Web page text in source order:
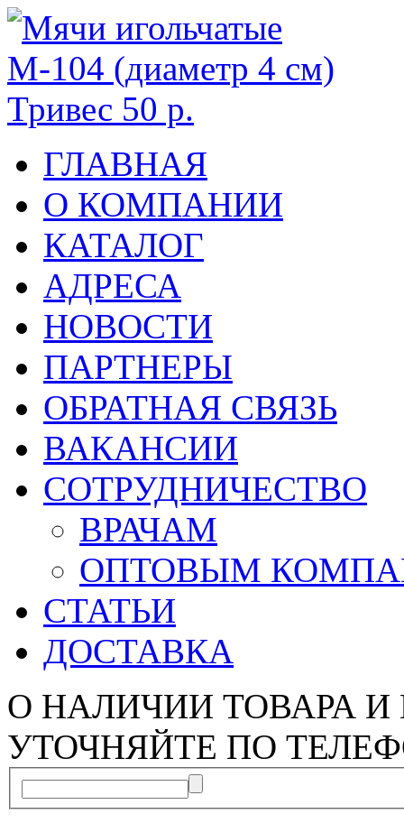
ГЛАВНАЯ
О КОМПАНИИ
КАТАЛОГ
АДРЕСА
НОВОСТИ
ПАРТНЕРЫ
ОБРАТНАЯ СВЯЗЬ
ВАКАНСИИ
СОТРУДНИЧЕСТВО
ВРАЧАМ
ОПТОВЫМ
СТАТЬИ
ДОСТАВКА
О НАЛИЧИИ ТОВАРА
УТОЧНЯЙТЕ ПО